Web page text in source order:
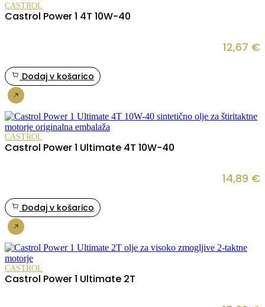
CASTROL
Castrol Power 1 4T 10W-40
12,67 €
Dodaj v košarico
CASTROL
Castrol Power 1 Ultimate 4T 10W-40
14,89 €
Dodaj v košarico
CASTROL
Castrol Power 1 Ultimate 2T